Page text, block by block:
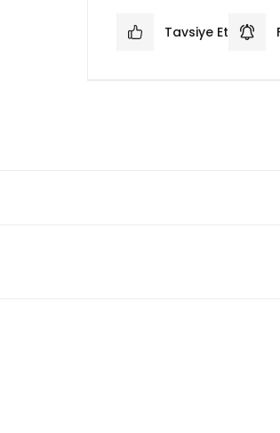
Tavsiye Et